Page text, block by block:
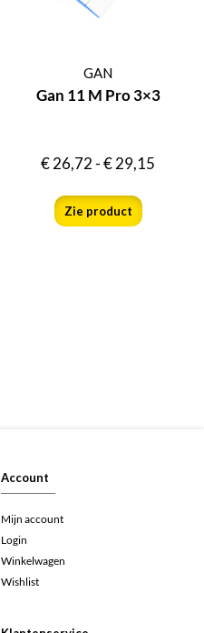
GAN
Gan 11 M Pro 3×3
€26,72-€29,15
Zie product
Account
Mijn account
Login
Winkelwagen
Wishlist